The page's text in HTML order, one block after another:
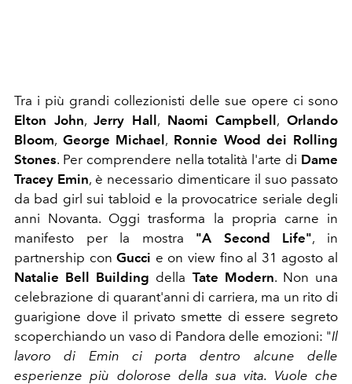
Tra i più grandi collezionisti delle sue opere ci sono
Elton John,Jerry Hall, Naomi Campbell,Orlando
Bloom, George Michael, Ronnie Wood dei Rolling
Stones. Per comprendere nella totalità l'arte di Dame
Tracey Emin, è necessario dimenticare il suo passato
da bad girl sui tabloid e la provocatrice seriale degli
anni Novanta. Oggi trasforma la propria carne in
manifesto per la mostra "A Second Life", in
partnership conGucci e on view fino al 31 agosto al
Natalie Bell Building della Tate Modern. Non una
celebrazione di quarant'anni di carriera, ma un rito di
guarigione dove il privato smette di essere segreto
scoperchiando un vaso di Pandora delle emozioni: "Il
lavoro di Emin ci porta dentro alcune delle
esperienze più dolorose della sua vita. Vuole che